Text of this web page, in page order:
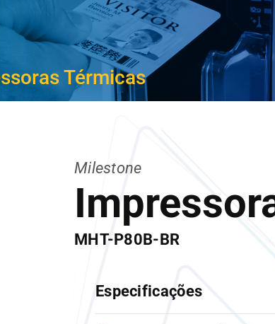
Térmicas
Milestone
MHT-P80B-BR
Especificações